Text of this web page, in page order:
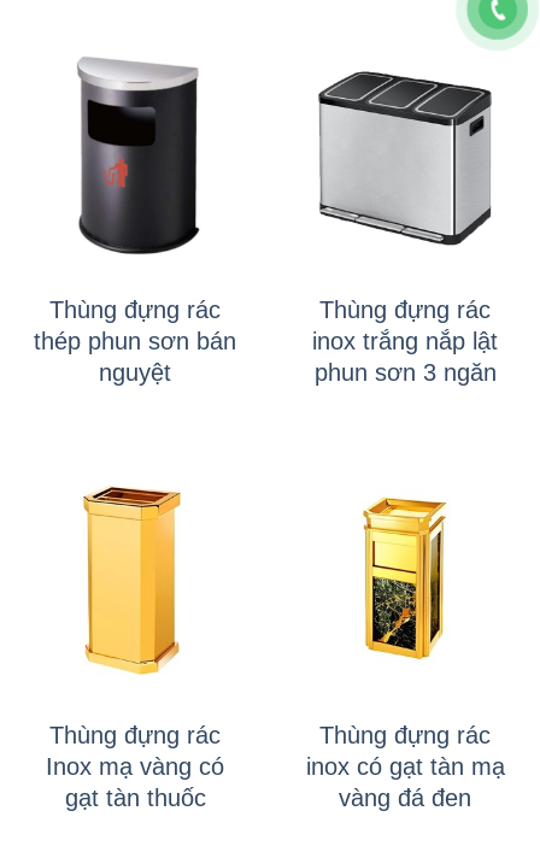
Thùng đựng rác
thép phun sơn bán
nguyệt
Thùng đựng rác
inox trắng nắp lật
phun sơn 3 ngăn
Thùng đựng rác
Inox mạ vàng có
gạt tàn thuốc
Thùng đựng rác
inox có gạt tàn mạ
vàng đá đen